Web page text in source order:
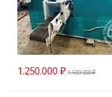
1.250.000 ₽ 1.500.000₽